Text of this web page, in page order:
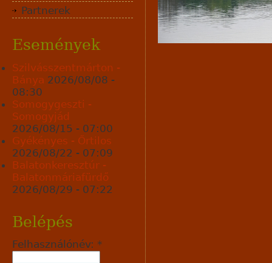
Partnerek
Események
Szilvásszentmárton -
Bánya 2026/08/08 -
08:30
Somogygeszti -
Somogyjád
2026/08/15 - 07:00
Gyékényes - Őrtilos
2026/08/22 - 07:09
Balatonkeresztúr -
Balatonmáriafürdő
2026/08/29 - 07:22
Belépés
Felhasználónév: *